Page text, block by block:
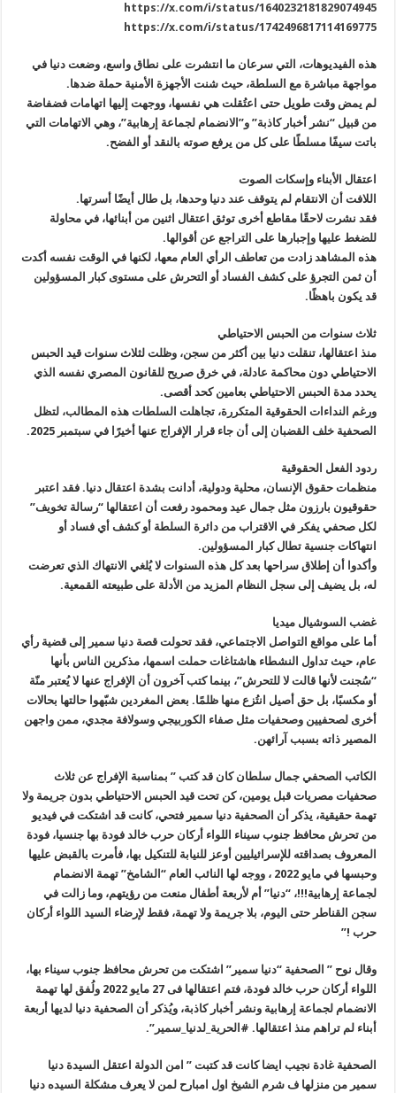
https://x.com/i/status/1640232181829074945
https://x.com/i/status/1742496817114169775
هذه الفيديوهات، التي سرعان ما انتشرت على نطاق واسع، وضعت دنيا في
مواجهة مباشرة مع السلطة، حيث شنت الأجهزة الأمنية حملة ضدها.
لم يمض وقت طويل حتى اعتُقلت هي نفسها، ووجهت إليها اتهامات فضفاضة
من قبيل “نشر أخبار كاذبة” و”الانضمام لجماعة إرهابية”، وهي الاتهامات التي
باتت سيفًا مسلطًا على كل من يرفع صوته بالنقد أو الفضح.
اعتقال الأبناء وإسكات الصوت
اللافت أن الانتقام لم يتوقف عند دنيا وحدها، بل طال أيضًا أسرتها.
فقد نشرت لاحقًا مقاطع أخرى توثق اعتقال اثنين من أبنائها، في محاولة
للضغط عليها وإجبارها على التراجع عن أقوالها.
هذه المشاهد زادت من تعاطف الرأي العام معها، لكنها في الوقت نفسه أكدت
أن ثمن التجرؤ على كشف الفساد أو التحرش على مستوى كبار المسؤولين
قد يكون باهظًا.
ثلاث سنوات من الحبس الاحتياطي
منذ اعتقالها، تنقلت دنيا بين أكثر من سجن، وظلت لثلاث سنوات قيد الحبس
الاحتياطي دون محاكمة عادلة، في خرق صريح للقانون المصري نفسه الذي
يحدد مدة الحبس الاحتياطي بعامين كحد أقصى.
ورغم النداءات الحقوقية المتكررة، تجاهلت السلطات هذه المطالب، لتظل
الصحفية خلف القضبان إلى أن جاء قرار الإفراج عنها أخيرًا في سبتمبر 2025.
ردود الفعل الحقوقية
منظمات حقوق الإنسان، محلية ودولية، أدانت بشدة اعتقال دنيا. فقد اعتبر
حقوقيون بارزون مثل جمال عيد ومحمود رفعت أن اعتقالها “رسالة تخويف”
لكل صحفي يفكر في الاقتراب من دائرة السلطة أو كشف أي فساد أو
انتهاكات جنسية تطال كبار المسؤولين.
وأكدوا أن إطلاق سراحها بعد كل هذه السنوات لا يُلغي الانتهاك الذي تعرضت
له، بل يضيف إلى سجل النظام المزيد من الأدلة على طبيعته القمعية.
غضب السوشيال ميديا
أما على مواقع التواصل الاجتماعي، فقد تحولت قصة دنيا سمير إلى قضية رأي
عام، حيث تداول النشطاء هاشتاغات حملت اسمها، مذكرين الناس بأنها
“سُجنت لأنها قالت لا للتحرش”، بينما كتب آخرون أن الإفراج عنها لا يُعتبر منّة
أو مكسبًا، بل حق أصيل انتُزع منها ظلمًا. بعض المغردين شبّهوا حالتها بحالات
أخرى لصحفيين وصحفيات مثل صفاء الكوربيجي وسولافة مجدي، ممن واجهن
المصير ذاته بسبب آرائهن.
الكاتب الصحفي جمال سلطان كان قد كتب ” بمناسبة الإفراج عن ثلاث
صحفيات مصريات قبل يومين، كن تحت قيد الحبس الاحتياطي بدون جريمة ولا
تهمة حقيقية، يذكر أن الصحفية دنيا سمير فتحي، كانت قد اشتكت في فيديو
من تحرش محافظ جنوب سيناء اللواء أركان حرب خالد فودة بها جنسيا، فودة
المعروف بصداقته للإسرائيليين أوعز للنيابة للتنكيل بها، فأمرت بالقبض عليها
وحبسها في مايو 2022 ، ووجه لها النائب العام “الشامخ” تهمة الانضمام
لجماعة إرهابية!!!، “دنيا” أم لأربعة أطفال منعت من رؤيتهم، وما زالت في
سجن القناطر حتى اليوم، بلا جريمة ولا تهمة، فقط لإرضاء السيد اللواء أركان
حرب !”
وقال نوح ” الصحفية “دنيا سمير” اشتكت من تحرش محافظ جنوب سيناء بها،
اللواء أركان حرب خالد فودة، فتم اعتقالها فى 27 مايو 2022 ولُفق لها تهمة
الانضمام لجماعة إرهابية ونشر أخبار كاذبة، ويُذكر أن الصحفية دنيا لديها أربعة
أبناء لم تراهم منذ اعتقالها. #الحرية_لدنيا_سمير”.
الصحفية غادة نجيب ايضا كانت قد كتبت ” امن الدولة اعتقل السيدة دنيا
سمير من منزلها ف شرم الشيخ اول امبارح لمن لا يعرف مشكلة السيده دنيا